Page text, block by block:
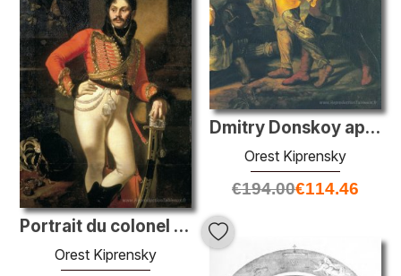
Dmitry Donskoy après la bataille de Kulikovo (détail)
Orest Kiprensky
€194.00€114.46
Portrait du colonel Evgraf V. Davydov
Orest Kiprensky